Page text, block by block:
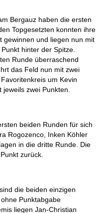
Bergauz haben die ersten
Topgesetzten konnten ihre
gewinnen und liegen nun mit
hinter der Spitze.
Runde überraschend
das Feld nun mit zwei
um Kevin
zwei Punkten.
beiden Runden für sich
Rogozenco, Inken Köhler
in die dritte Runde. Die
zurück.
die beiden einzigen
Punktabgabe
liegen Jan-Christian